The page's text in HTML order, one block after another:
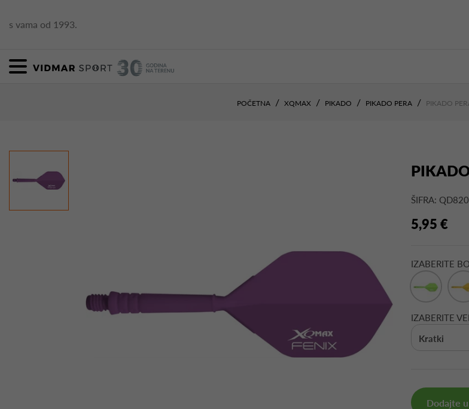
s vama od 1993.
POČETNA XQMAX PIKADO PIKADO PERA PIKADO
ŠIFRA:
5,95 €
IZABERITE
IZABERITE
Kratki
Dodajte